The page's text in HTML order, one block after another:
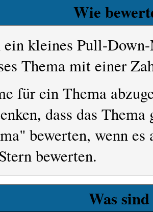
Wie
ein kleines Pull-
Thema mit einer
für ein Thema
dass das
bewerten, wenn
bewerten.
Was